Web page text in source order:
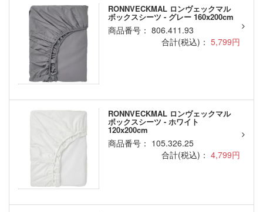
RONNVECKMAL ロンヴェックマル
ボックスシーツ - グレー 160x200cm
商品番号： 806.411.93
合計(税込)： 5,799円
RONNVECKMAL ロンヴェックマル
ボックスシーツ - ホワイト
120x200cm
商品番号： 105.326.25
合計(税込)： 4,799円